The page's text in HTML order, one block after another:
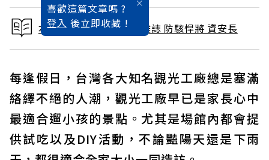
喜歡這篇文章嗎 ?
登入 後立即收藏 !
本文出自 2023 / 5月號雜誌 防駭悍將 資安長
每逢假日，台灣各大知名觀光工廠總是塞滿
絡繹不絕的人潮，觀光工廠早已是家長心中
最適合遛小孩的景點。尤其是場館內都會提
供試吃以及DIY活動，不論豔陽天還是下雨